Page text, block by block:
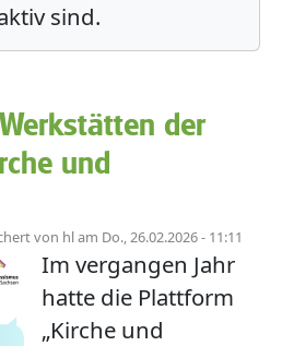
sind.
der
und
von hlam Do., 26.02.2026 - 11:11
Im vergangen Jahr
hatte die Plattform
„Kirche und